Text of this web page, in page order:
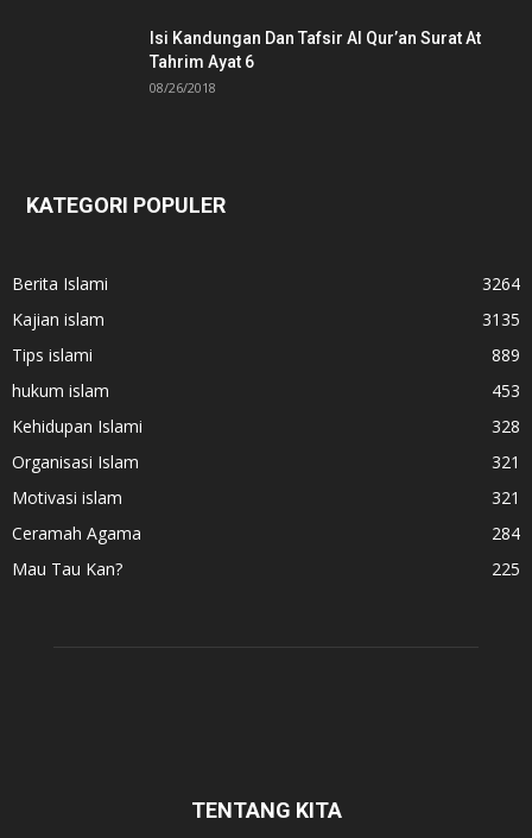
Isi Kandungan Dan Tafsir Al Qur’an Surat At
Tahrim Ayat 6
08/26/2018
KATEGORI POPULER
Berita Islami
3264
Kajian islam
3135
Tips islami
889
hukum islam
453
Kehidupan Islami
328
Organisasi Islam
321
Motivasi islam
321
Ceramah Agama
284
Mau Tau Kan?
225
TENTANG KITA